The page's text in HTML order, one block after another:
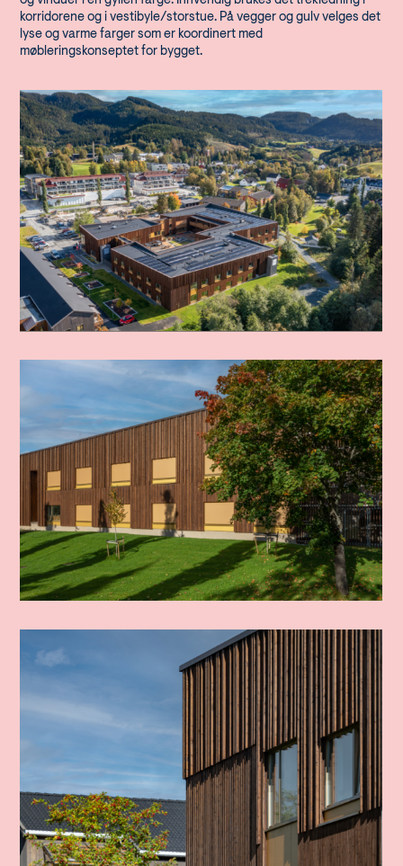
korridorene og i vestibyle/storstue. På vegger og gulv velges det
lyse og varme farger som er koordinert med
møbleringskonseptet for bygget.